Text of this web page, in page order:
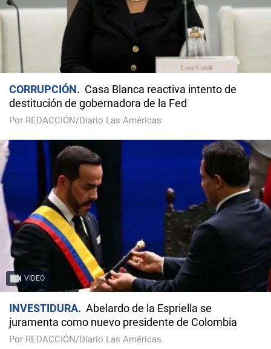
CORRUPCIÓN
Casa Blanca reactiva intento de
destitución de gobernadora de la Fed
Por REDACCIÓN/Diario Las Américas
VIDEO
INVESTIDURA
Abelardo de la Espriella se
juramenta como nuevo presidente de Colombia
Por REDACCIÓN/Diario Las Américas